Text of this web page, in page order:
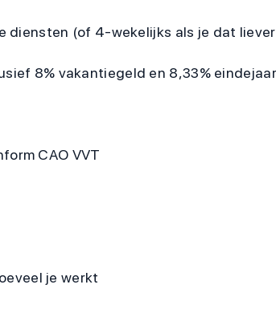
diensten (of 4-wekelijks als je dat
8% vakantiegeld en 8,33%
CAO VVT
je werkt